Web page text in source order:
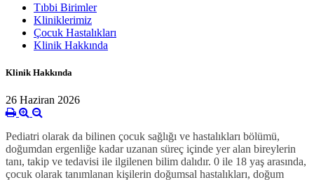
Tıbbi Birimler
Kliniklerimiz
Çocuk Hastalıkları
Klinik Hakkında
Klinik Hakkında
26 Haziran 2026
Pediatri olarak da bilinen çocuk sağlığı ve hastalıkları bölümü,
doğumdan ergenliğe kadar uzanan süreç içinde yer alan bireylerin
tanı, takip ve tedavisi ile ilgilenen bilim dalıdır. 0 ile 18 yaş arasında,
çocuk olarak tanımlanan kişilerin doğumsal hastalıkları, doğum